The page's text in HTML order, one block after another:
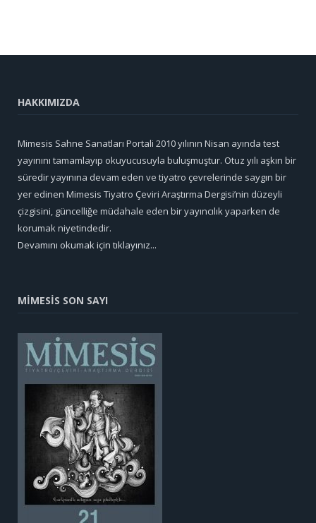
HAKKIMIZDA
Mimesis Sahne Sanatları Portali 2010 yılının Nisan ayında test
yayınını tamamlayıp okuyucusuyla buluşmuştur. Otuz yılı aşkın bir
süredir yayınına devam eden ve tiyatro çevrelerinde saygın bir
yer edinen Mimesis Tiyatro Çeviri Araştırma Dergisi’nin düzeyli
çizgisini, güncelliğe müdahale eden bir yayıncılık yaparken de
korumak niyetindedir.
Devamını okumak için tıklayınız...
MİMESİS SON SAYI